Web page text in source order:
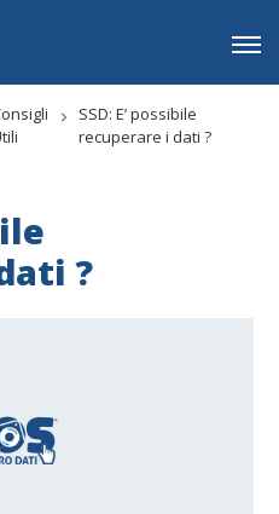
SSD: E’ possibile
recuperare i dati ?
?